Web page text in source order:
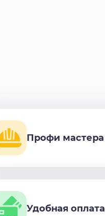
Профи мастера
Удобная оплата